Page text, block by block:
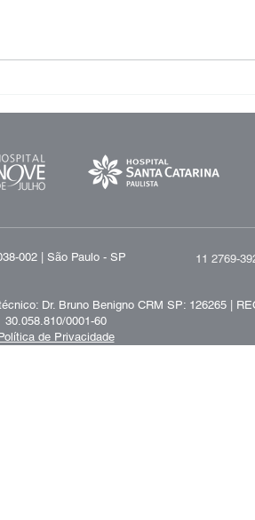
002 | São Paulo - SP 11 2769-
Dr. Bruno Benigno CRM SP: 126265 |
30.058.810/0001-60
de Privacidade